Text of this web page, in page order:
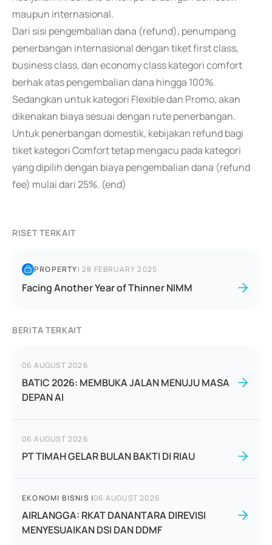
maupun internasional.
Dari sisi pengembalian dana (refund), penumpang
penerbangan internasional dengan tiket first class,
business class, dan economy class kategori comfort
berhak atas pengembalian dana hingga 100%.
Sedangkan untuk kategori Flexible dan Promo, akan
dikenakan biaya sesuai dengan rute penerbangan.
Untuk penerbangan domestik, kebijakan refund bagi
tiket kategori Comfort tetap mengacu pada kategori
yang dipilih dengan biaya pengembalian dana (refund
fee) mulai dari 25%. (end)
RISET TERKAIT
PROPERTY|28 FEBRUARY 2025
Facing Another Year of Thinner NIMM
BERITA TERKAIT
06 AUGUST 2026
BATIC 2026: MEMBUKA JALAN MENUJU MASA
DEPAN AI
06 AUGUST 2026
PT TIMAH GELAR BULAN BAKTI DI RIAU
EKONOMI BISNIS |06 AUGUST 2026
AIRLANGGA: RKAT DANANTARA DIREVISI
MENYESUAIKAN DSI DAN DDMF